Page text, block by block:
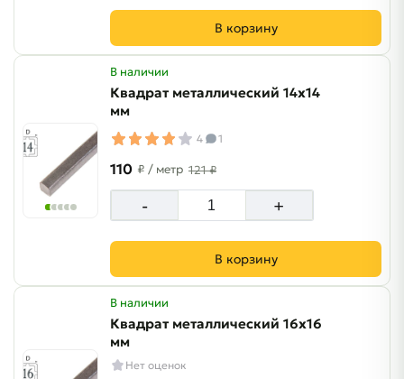
В корзину
В наличии
Квадрат металлический 14х14
мм
4 1
110 ₽ / метр 121 ₽
- +
В корзину
В наличии
Квадрат металлический 16х16
мм
Нет оценок